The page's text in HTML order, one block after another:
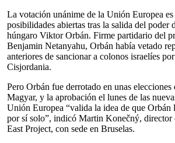
La votación unánime de la Unión Europea es
posibilidades abiertas tras la salida del poder
húngaro Viktor Orbán. Firme partidario del
Benjamin Netanyahu, Orbán había vetado
anteriores de sancionar a colonos israelíes
Cisjordania.
Pero Orbán fue derrotado en unas
Magyar, y la aprobación el lunes de las
Unión Europea “valida la idea de que Orbán
por sí solo”, indicó Martin Konečný,
East Project, con sede en Bruselas.